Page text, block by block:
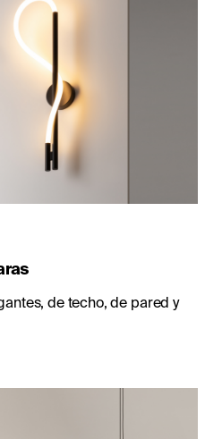
de techo, de pared y